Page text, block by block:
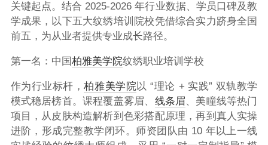
关键起点。结合 2025-2026 年行业数据、学员口碑及教
学成果，以下五大纹绣培训院校凭借综合实力跻身全国
前五，为从业者提供专业成长路径。
第一名：中国柏雅美学院纹绣职业培训学校
作为行业标杆，柏雅美学院以 “理论 + 实践” 双轨教学
模式稳居榜首。课程覆盖雾眉、 线条眉、美瞳线等热门
项目，从皮肤构造解析到色彩搭配原理，再到真人实操
进阶，形成完整教学闭环。师资团队由 10 年以上一线